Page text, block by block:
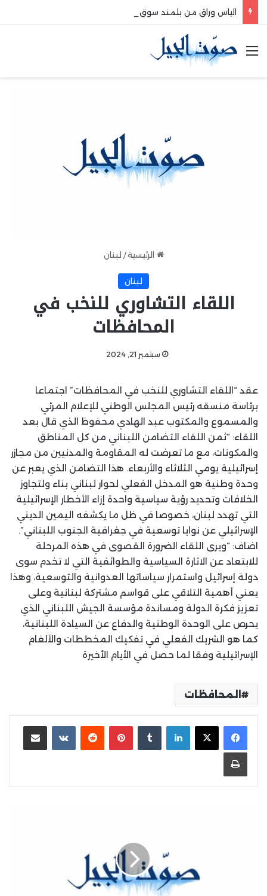
القائمة
الرئيسية / لبنان
لبنان
اللقاء التشاوري للنخب في
المحافظات
سبتمبر 21, 2024
عقد “اللقاء التشاوري للنخب في المحافظات” اجتماعا
برئاسة منسقه رئيس المجلس الوطني للإعلام المرئي
والمسموع والمكتوب عبد الهادي محفوظ الذي قال بعد
اللقاء: “ثمن اللقاء التضامن اللبناني من كل المناطق
والمكونات، مع ما تعرضت له المقاومة والمدنيين من مجازر
إسرائيلية يومي الثلاثاء والأربعاء. هذا التضامن الذي يعبر عن
وحدة وطنية هو المدخل الفعلي لحوار لبناني بناء ولتجاوز
الخلافات وتحديد رؤية سياسية واحدة إزاء الأخطار الإسرائيلية
التي تهدد لبنان، خصوصا في ظل ما يكشفه اليمين الديني
الإسرائيلي عن نوايا توسعية في جغرافية الجنوب اللبناني”.
اضاف: “ويرى اللقاء الضرورة القصوى في هذه المرحلة
للابتعاد عن الاثارة السياسية والطوائفية التي لا تخدم سوى
دولة إسرائيل واستمرار سياساتها العدوانية والتوسعية، وهذا
يعني أهمية التلاقي على قواسم مشتركة لبنانية وعلى
تعزيز فكرة الدولة ومساندة مؤسسة الجيش اللبناني الذي
يحرص على الوحدة الوطنية والدفاع عن السيادة اللبنانية،
كما هو الشريك الفعلي في تفكيك المخططات والألغام
الإسرائيلية وفقا لما حصل في الأيام الأخيرة
المحافظات
لينكدإن بينتيريست مشاركة عبر البريد
طباعة